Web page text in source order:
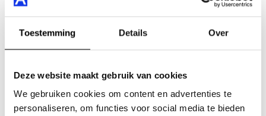
Toestemming Details Over
Deze website maakt gebruik van cookies
We gebruiken cookies om content en advertenties te
personaliseren, om functies voor social media te bieden
Fris en schone auto |
Je gekochte auto wordt schoon
een van onze afleverpakketten.
droomauto vindt mag je uitgebreid kennismaken met
onze occasions. Een proefrit is daarom altijd mogelijk,
ook aan huis of op een andere locatie naar wens.